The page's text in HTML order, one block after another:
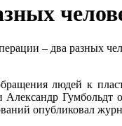
– два разных
людей к
Гумбольдт
опубликовал